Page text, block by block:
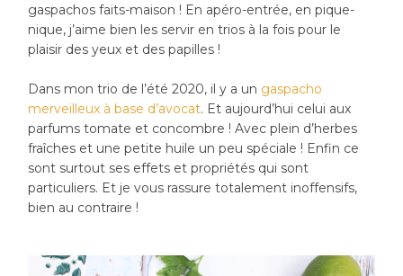
gaspachos faits-maison ! En apéro-entrée, en pique-
nique, j’aime bien les servir en trios à la fois pour le
plaisir des yeux et des papilles !
Dans mon trio de l’été 2020, il y a un gaspacho
merveilleux à base d’avocat. Et aujourd’hui celui aux
parfums tomate et concombre ! Avec plein d’herbes
fraîches et une petite huile un peu spéciale ! Enfin ce
sont surtout ses effets et propriétés qui sont
particuliers. Et je vous rassure totalement inoffensifs,
bien au contraire !